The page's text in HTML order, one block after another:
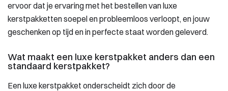
ervoor dat je ervaring met het bestellen van luxe
kerstpakketten soepel en probleemloos verloopt, en jouw
geschenken op tijd en in perfecte staat worden geleverd.
Wat maakt een luxe kerstpakket anders dan een
standaard kerstpakket?
Een luxe kerstpakket onderscheidt zich door de